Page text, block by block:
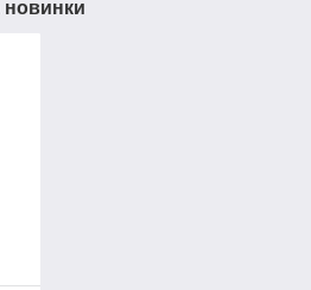
новинки